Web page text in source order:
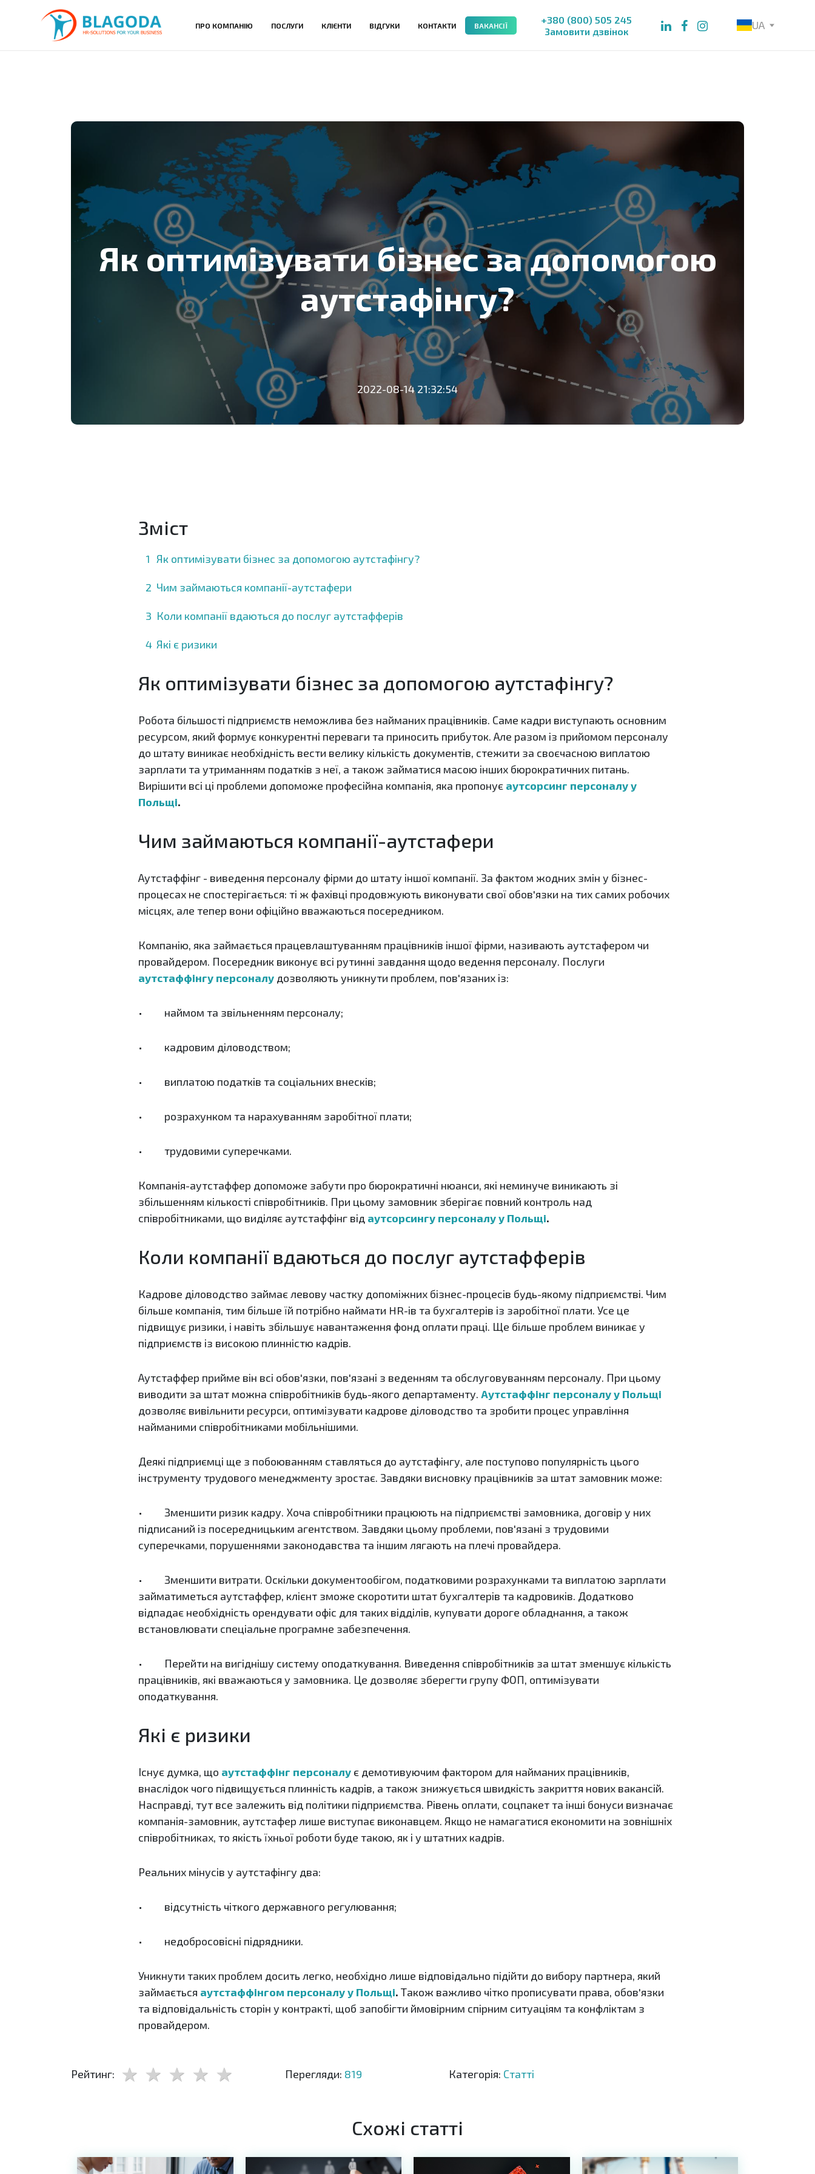
ПРО КОМПАНІЮ ПОСЛУГИ КЛІЄНТИ ВІДГУКИ КОНТАКТИ ВАКАНСІЇ
+380 (800) 505 245
Замовити дзвінок
UA
Як оптимізувати бізнес за допомогою
аутстафінгу?
2022-08-14 21:32:54
Зміст
Як оптимізувати бізнес за допомогою аутстафінгу?
Чим займаються компанії-аутстафери
Коли компанії вдаються до послуг аутстафферів
Які є ризики
Як оптимізувати бізнес за допомогою аутстафінгу?
Робота більшості підприємств неможлива без найманих працівників. Саме кадри виступають основним
ресурсом, який формує конкурентні переваги та приносить прибуток. Але разом із прийомом персоналу
до штату виникає необхідність вести велику кількість документів, стежити за своєчасною виплатою
зарплати та утриманням податків з неї, а також займатися масою інших бюрократичних питань.
Вирішити всі ці проблеми допоможе професійна компанія, яка пропонує аутсорсинг персоналу у
Польщі.
Чим займаються компанії-аутстафери
Аутстаффінг - виведення персоналу фірми до штату іншої компанії. За фактом жодних змін у бізнес-
процесах не спостерігається: ті ж фахівці продовжують виконувати свої обов'язки на тих самих робочих
місцях, але тепер вони офіційно вважаються посередником.
Компанію, яка займається працевлаштуванням працівників іншої фірми, називають аутстафером чи
провайдером. Посередник виконує всі рутинні завдання щодо ведення персоналу. Послуги
аутстаффінгу персоналу дозволяють уникнути проблем, пов'язаних із:
• наймом та звільненням персоналу;
• кадровим діловодством;
• виплатою податків та соціальних внесків;
• розрахунком та нарахуванням заробітної плати;
• трудовими суперечками.
Компанія-аутстаффер допоможе забути про бюрократичні нюанси, які неминуче виникають зі
збільшенням кількості співробітників. При цьому замовник зберігає повний контроль над
співробітниками, що виділяє аутстаффінг від аутсорсингу персоналу у Польщі.
Коли компанії вдаються до послуг аутстафферів
Кадрове діловодство займає левову частку допоміжних бізнес-процесів будь-якому підприємстві. Чим
більше компанія, тим більше їй потрібно наймати HR-ів та бухгалтерів із заробітної плати. Усе це
підвищує ризики, і навіть збільшує навантаження фонд оплати праці. Ще більше проблем виникає у
підприємств із високою плинністю кадрів.
Аутстаффер прийме він всі обов'язки, пов'язані з веденням та обслуговуванням персоналу. При цьому
виводити за штат можна співробітників будь-якого департаменту. Аутстаффінг персоналу у Польщі
дозволяє вивільнити ресурси, оптимізувати кадрове діловодство та зробити процес управління
найманими співробітниками мобільнішими.
Деякі підприємці ще з побоюванням ставляться до аутстафінгу, але поступово популярність цього
інструменту трудового менеджменту зростає. Завдяки висновку працівників за штат замовник може:
• Зменшити ризик кадру. Хоча співробітники працюють на підприємстві замовника, договір у них
підписаний із посередницьким агентством. Завдяки цьому проблеми, пов'язані з трудовими
суперечками, порушеннями законодавства та іншим лягають на плечі провайдера.
• Зменшити витрати. Оскільки документообігом, податковими розрахунками та виплатою зарплати
займатиметься аутстаффер, клієнт зможе скоротити штат бухгалтерів та кадровиків. Додатково
відпадає необхідність орендувати офіс для таких відділів, купувати дороге обладнання, а також
встановлювати спеціальне програмне забезпечення.
• Перейти на вигіднішу систему оподаткування. Виведення співробітників за штат зменшує кількість
працівників, які вважаються у замовника. Це дозволяє зберегти групу ФОП, оптимізувати
оподаткування.
Які є ризики
Існує думка, що аутстаффінг персоналу є демотивуючим фактором для найманих працівників,
внаслідок чого підвищується плинність кадрів, а також знижується швидкість закриття нових вакансій.
Насправді, тут все залежить від політики підприємства. Рівень оплати, соцпакет та інші бонуси визначає
компанія-замовник, аутстафер лише виступає виконавцем. Якщо не намагатися економити на зовнішніх
співробітниках, то якість їхньої роботи буде такою, як і у штатних кадрів.
Реальних мінусів у аутстафінгу два:
• відсутність чіткого державного регулювання;
• недобросовісні підрядники.
Уникнути таких проблем досить легко, необхідно лише відповідально підійти до вибору партнера, який
займається аутстаффінгом персоналу у Польщі. Також важливо чітко прописувати права, обов'язки
та відповідальність сторін у контракті, щоб запобігти ймовірним спірним ситуаціям та конфліктам з
провайдером.
Рейтинг: Перегляди: 819 Категорія: Статті
Схожі статті